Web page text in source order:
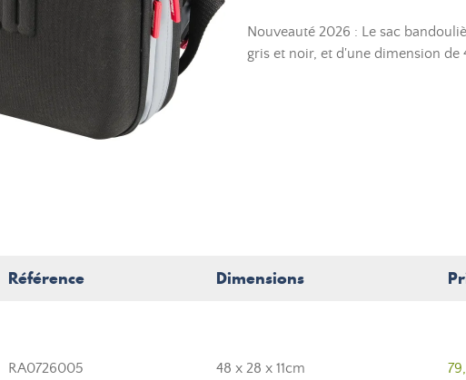
Nouveauté 2026 : Le sac
gris et noir, et d'une dimension de
Référence Dimensions
RA0726005 48 x 28 x 11cm